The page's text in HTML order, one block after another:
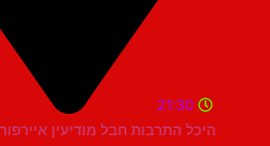
היכל התרבות חבל מודיעין איירפורט סיטי
21:30